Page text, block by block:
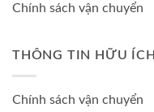
Chính sách vận chuyển
THÔNG TIN HỮU ÍCH
Chính sách vận chuyển